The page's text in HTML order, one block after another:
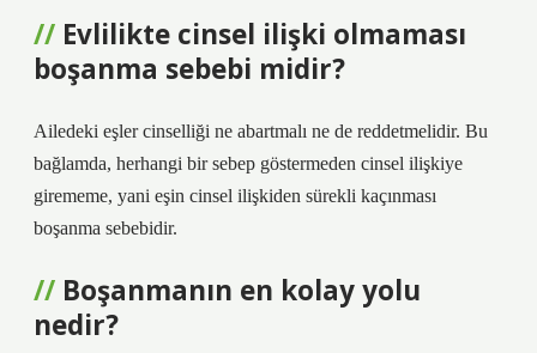
Evlilikte cinsel ilişki olmaması
boşanma sebebi midir?
Ailedeki eşler cinselliği ne abartmalı ne de reddetmelidir. Bu
bağlamda, herhangi bir sebep göstermeden cinsel ilişkiye
girememe, yani eşin cinsel ilişkiden sürekli kaçınması
boşanma sebebidir.
Boşanmanın en kolay yolu
nedir?